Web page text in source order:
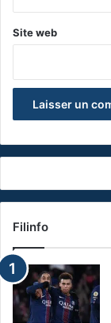
Site web
Filinfo